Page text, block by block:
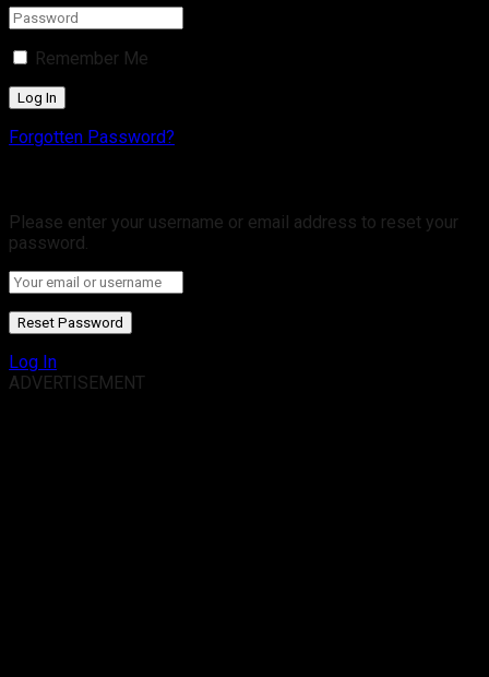
Remember Me
Forgotten Password?
Please enter your username or email address to reset your
password.
Log In
ADVERTISEMENT